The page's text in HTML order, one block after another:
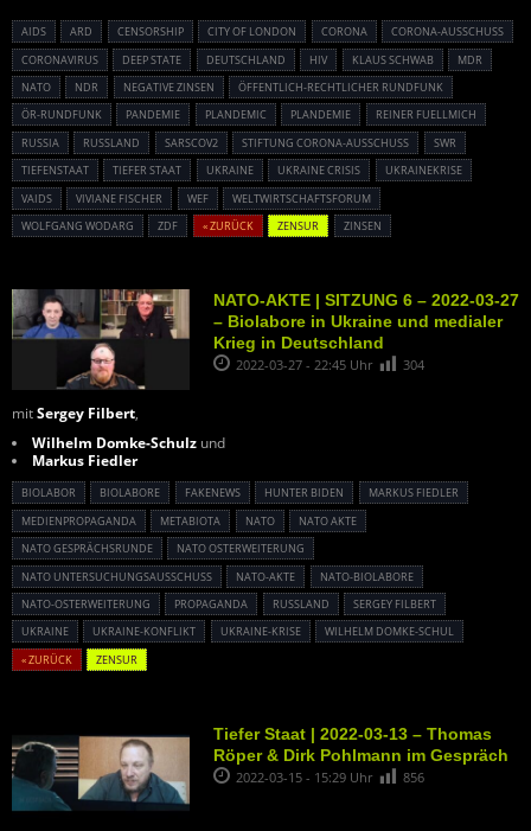
AIDS ARD CENSORSHIP CITY OF LONDON CORONA
CORONA-AUSSCHUSS
CORONAVIRUS
DEEP STATE DEUTSCHLAND HIV KLAUS SCHWAB
MDR
NATO
NDR NEGATIVE ZINSEN
ÖFFENTLICH-RECHTLICHER RUNDFUNK
ÖR-RUNDFUNK
PANDEMIE PLANDEMIC PLANDEMIE
REINER FUELLMICH
RUSSIA
RUSSLAND SARSCOV2 STIFTUNG CORONA-AUSSCHUSS
SWR
TIEFENSTAAT
TIEFER STAAT UKRAINE UKRAINE CRISIS
UKRAINEKRISE
VAIDS
VIVIANE FISCHER WEF
WELTWIRTSCHAFTSFORUM
WOLFGANG WODARG
ZDF « ZURÜCK ZENSUR ZINSEN
NATO-AKTE | SITZUNG 6 – 2022-03-27
– Biolabore in Ukraine und medialer
Krieg in Deutschland
2022-03-27 - 22:45 Uhr 304
mitSergey Filbert,
Wilhelm Domke-Schulz und
Markus Fiedler
BIOLABOR BIOLABORE FAKENEWS HUNTER BIDEN
MARKUS FIEDLER
MEDIENPROPAGANDA
METABIOTA NATO
NATO AKTE
NATO GESPRÄCHSRUNDE
NATO OSTERWEITERUNG
NATO UNTERSUCHUNGSAUSSCHUSS
NATO-AKTE
NATO-BIOLABORE
NATO-OSTERWEITERUNG
PROPAGANDA RUSSLAND
SERGEY FILBERT
UKRAINE
UKRAINE-KONFLIKT UKRAINE-KRISE
WILHELM DOMKE-SCHUL
« ZURÜCK
ZENSUR
Tiefer Staat | 2022-03-13 – Thomas
Röper & Dirk Pohlmann im Gespräch
2022-03-15 - 15:29 Uhr 856